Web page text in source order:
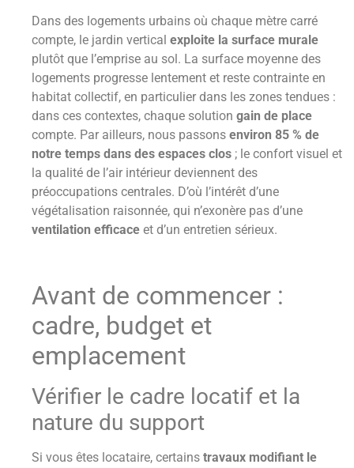
Dans des logements urbains où chaque mètre carré
compte, le jardin vertical exploite la surface murale
plutôt que l’emprise au sol. La surface moyenne des
logements progresse lentement et reste contrainte en
habitat collectif, en particulier dans les zones tendues :
dans ces contextes, chaque solution gain de place
compte. Par ailleurs, nous passons environ 85 % de
notre temps dans des espaces clos ; le confort visuel et
la qualité de l’air intérieur deviennent des
préoccupations centrales. D’où l’intérêt d’une
végétalisation raisonnée, qui n’exonère pas d’une
ventilation efficace et d’un entretien sérieux.
Avant de commencer :
cadre, budget et
emplacement
Vérifier le cadre locatif et la
nature du support
Si vous êtes locataire, certains travaux modifiant le